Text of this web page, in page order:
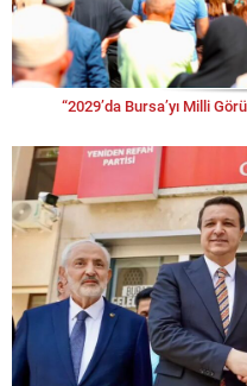
“2029’da Bursa’yı Milli